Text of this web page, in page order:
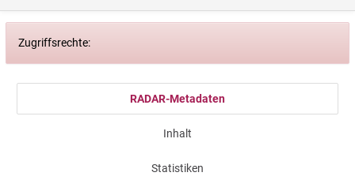
Zugriffsrechte:
RADAR-Metadaten
Inhalt
Statistiken